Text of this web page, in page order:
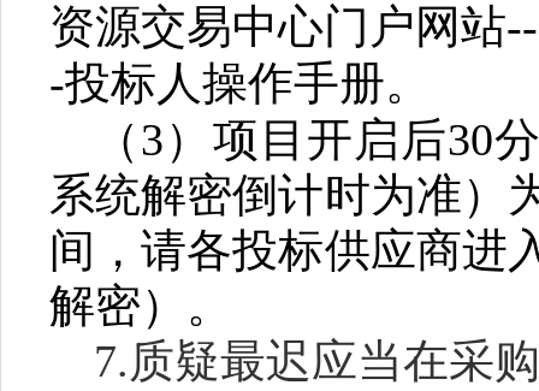
资源交易中心门户网站
-投标人操作手册。
（3） 项目 开启后30
系统解密倒计时为准）
间，请各投标供应商进
解密）。
7.质疑最迟应当在采